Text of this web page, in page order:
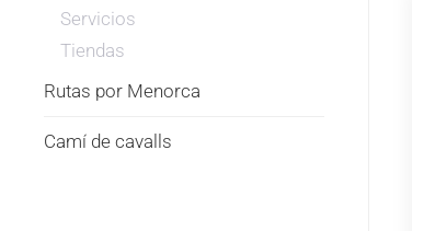
Servicios
Tiendas
Rutas por Menorca
Camí de cavalls